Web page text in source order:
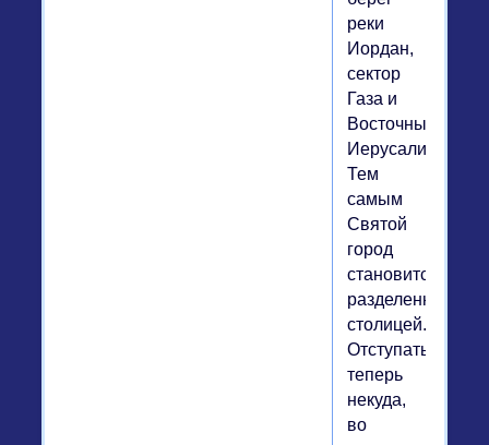
реки
Иордан,
сектор
Газа и
Восточный
Иерусалим.
Тем
самым
Святой
город
становится
разделенной
столицей.
Отступать
теперь
некуда,
во